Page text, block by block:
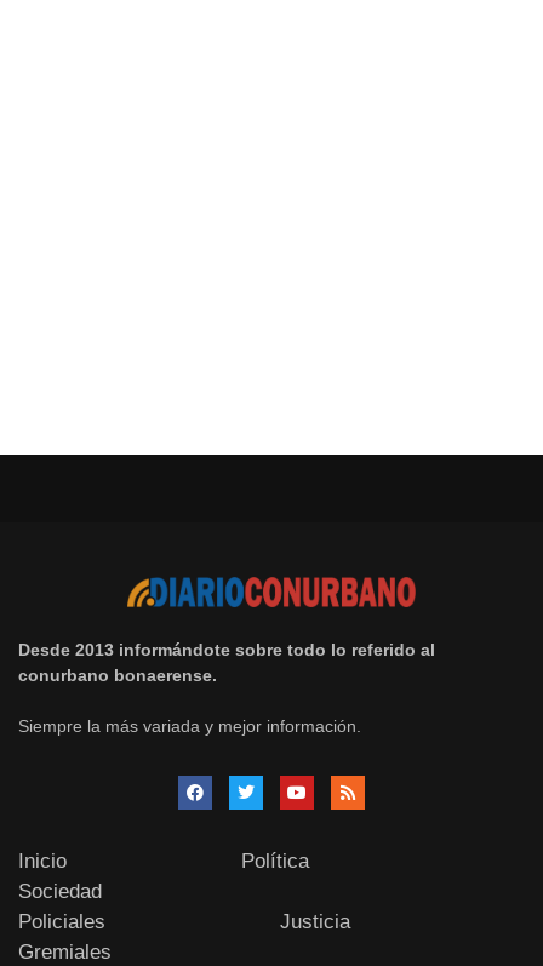
Desde 2013 informándote sobre todo lo referido al
conurbano bonaerense.
Siempre la más variada y mejor información.
Inicio
Política
Sociedad
Policiales
Justicia
Gremiales